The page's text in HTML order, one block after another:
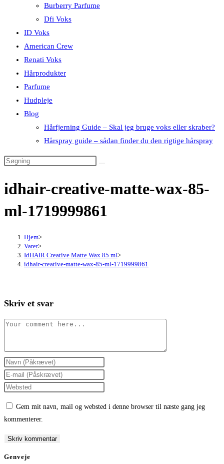
Burberry Parfume
Dfi Voks
ID Voks
American Crew
Renati Voks
Hårprodukter
Parfume
Hudpleje
Blog
Hårfjerning Guide – Skal jeg bruge voks eller skraber?
Hårspray guide – sådan finder du den rigtige hårspray
idhair-creative-matte-wax-85-
ml-1719999861
Hjem>
Varer>
IdHAIR Creative Matte Wax 85 ml>
idhair-creative-matte-wax-85-ml-1719999861
Skriv et svar
Comment
Enter
your
name
comment
Enter
your
comment
Enter
(optional)
Gem mit navn, mail og websted i denne browser til næste gang jeg
kommenterer.
Genveje